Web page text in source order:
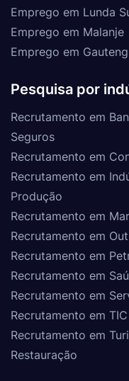
Emprego em Lunda
Emprego em Malanje
Emprego em Gauteng
Pesquisa por
Recrutamento em
Seguros
Recrutamento em
Recrutamento em
Produção
Recrutamento em
Recrutamento em
Recrutamento em
Recrutamento em
Recrutamento em
Recrutamento em
Recrutamento em
Restauração